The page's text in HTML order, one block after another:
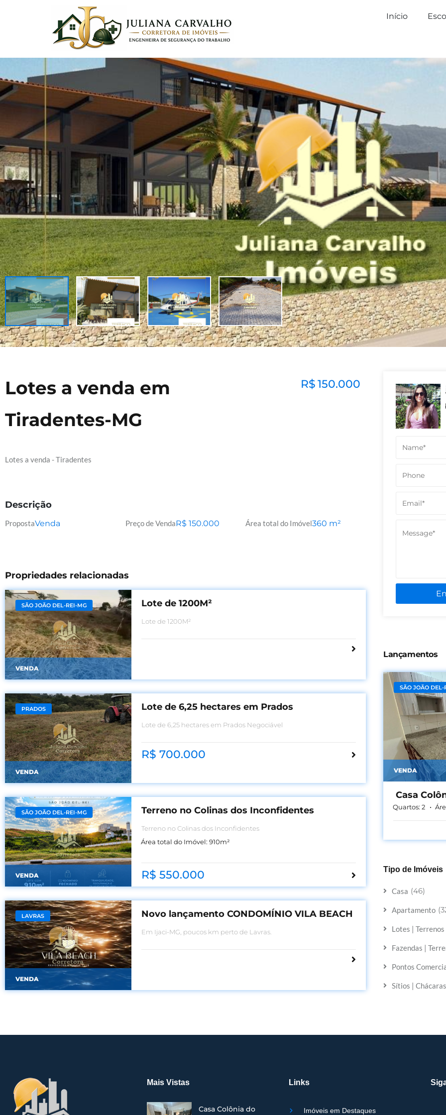
Início
Lotes a venda em
Tiradentes-MG
R$150.000
Lotes a venda - Tiradentes
Descrição
PropostaVenda Preço de VendaR$ 150.000 Área total do Imóvel360 m²
Propriedades relacionadas
SÃO JOÃO DEL-REI-MG
VENDA
Lote de 1200M²
Lote de 1200M²
PRADOS
VENDA
Lote de 6,25 hectares em Prados
Lote de 6,25 hectares em Prados Negociável
R$ 700.000
SÃO JOÃO DEL-REI-MG
VENDA
Terreno no Colinas dos Inconfidentes
Terreno no Colinas dos Inconfidentes
Área total do Imóvel: 910m²
R$ 550.000
LAVRAS
VENDA
Novo lançamento CONDOMÍNIO VILA BEACH
Em Ijaci-MG, poucos km perto de Lavras.
Lançamentos
SÃO JOÃO DEL-
VENDA
Casa
Quartos: 2
Tipo de Imóveis
Casa (46)
Apartamento
Lotes |
Fazendas |
Pontos
Sítios | Chácaras
Mais Vistas
Casa Colônia do
Links
Imóveis em Destaques